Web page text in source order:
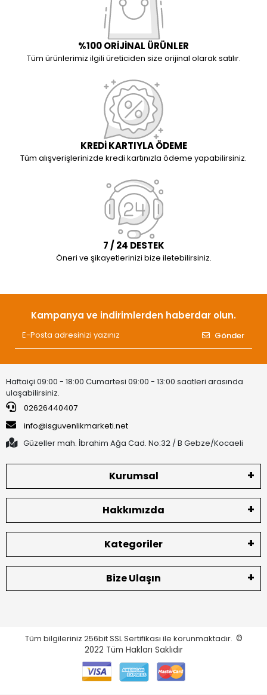
%100 ORİJİNAL ÜRÜNLER
Tüm ürünlerimiz ilgili üreticiden size orijinal olarak satılır.
KREDİ KARTIYLA ÖDEME
Tüm alışverişlerinizde kredi kartınızla ödeme yapabilirsiniz.
7 / 24 DESTEK
Öneri ve şikayetlerinizi bize iletebilirsiniz.
Kampanya ve indirimlerden haberdar olun.
Gönder
Haftaiçi 09:00 - 18:00 Cumartesi 09:00 - 13:00 saatleri arasında
ulaşabilirsiniz.
02626440407
info@isguvenlikmarketi.net
Güzeller mah. İbrahim Ağa Cad. No:32 / B Gebze/Kocaeli
Kurumsal
Hakkımızda
Kategoriler
Bize Ulaşın
Tüm bilgileriniz 256bit SSL Sertifikası ile korunmaktadır. ©
2022 Tüm Hakları Saklıdır